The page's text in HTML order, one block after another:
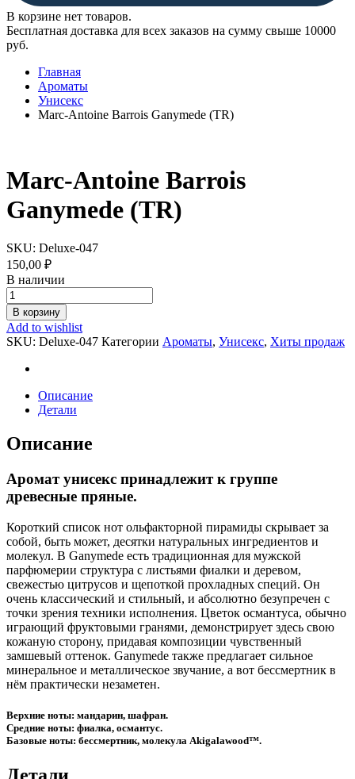
В корзине нет товаров.
Бесплатная доставка для всех заказов на сумму свыше 10000
руб.
Главная
Ароматы
Унисекс
Marc-Antoine Barrois Ganymede (TR)
Marc-Antoine Barrois
Ganymede (TR)
SKU: Deluxe-047
150,00 ₽
В наличии
Marc-
Antoine
Barrois
Ganymede
(TR)
quantity
В корзину
Add to wishlist
SKU: Deluxe-047 Категории Ароматы, Унисекс, Хиты продаж
Описание
Детали
Описание
Аромат унисекс принадлежит к группе
древесные пряные.
Короткий список нот ольфакторной пирамиды скрывает за
собой, быть может, десятки натуральных ингредиентов и
молекул. В Ganymede есть традиционная для мужской
парфюмерии структура с листьями фиалки и деревом,
свежестью цитрусов и щепоткой прохладных специй. Он
очень классический и стильный, и абсолютно безупречен с
точки зрения техники исполнения. Цветок османтуса, обычно
играющий фруктовыми гранями, демонстрирует здесь свою
кожаную сторону, придавая композиции чувственный
замшевый оттенок. Ganymede также предлагает сильное
минеральное и металлическое звучание, а вот бессмертник в
нём практически незаметен.
Верхние ноты: мандарин, шафран.
Средние ноты: фиалка, османтус.
Базовые ноты: бессмертник, молекула Akigalawood™.